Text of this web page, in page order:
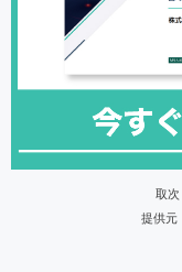
取次
提供